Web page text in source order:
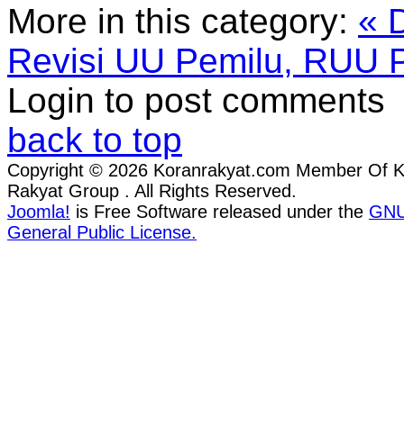
More in this category: «
Revisi UU Pemilu, RUU
Login to post comments
back to top
Copyright © 2026 Koranrakyat.com Member Of
Rakyat Group . All Rights Reserved.
Joomla! is Free Software released under the
General Public License.